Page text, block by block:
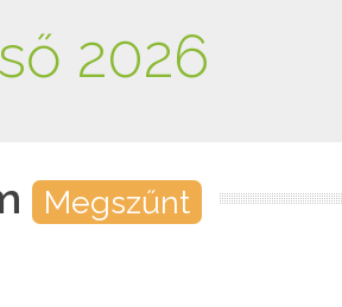
2026
Megszűnt